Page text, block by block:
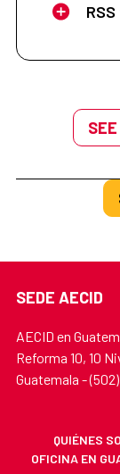
SEDE AECID
AECID en
Reforma 10, 10
Guatemala -
QUIÉNES
OFICINA EN